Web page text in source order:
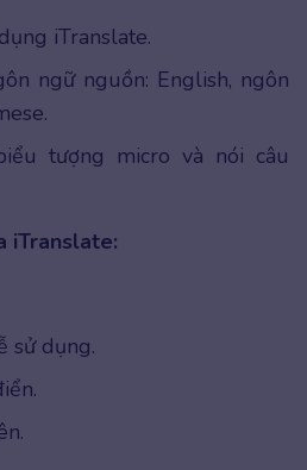
iTranslate.
ngữ nguồn: English, ngôn
tượng micro và nói câu
iTranslate:
sử dụng.